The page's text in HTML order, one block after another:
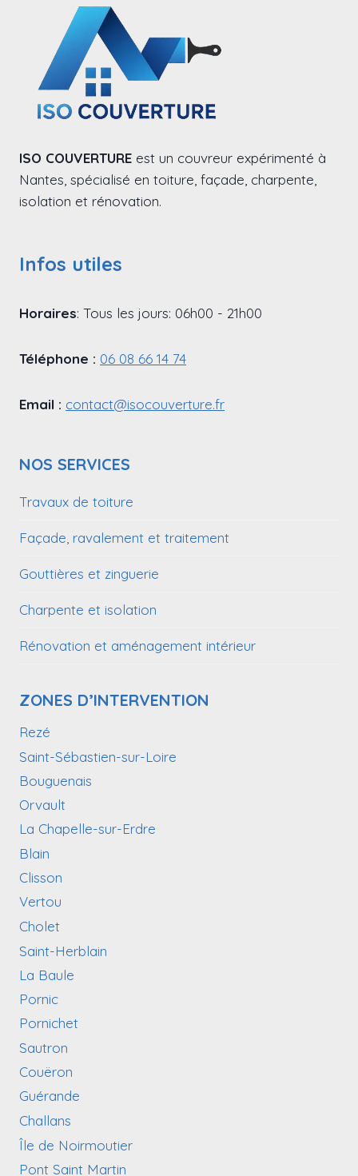
ISO COUVERTURE est un couvreur expérimenté à
Nantes, spécialisé en toiture, façade, charpente,
isolation et rénovation.
Infos utiles
Horaires: Tous les jours: 06h00 - 21h00
Téléphone : 06 08 66 14 74
Email : contact@isocouverture.fr
NOS SERVICES
Travaux de toiture
Façade, ravalement et traitement
Gouttières et zinguerie
Charpente et isolation
Rénovation et aménagement intérieur
ZONES D’INTERVENTION
Rezé
Saint-Sébastien-sur-Loire
Bouguenais
Orvault
La Chapelle-sur-Erdre
Blain
Clisson
Vertou
Cholet
Saint-Herblain
La Baule
Pornic
Pornichet
Sautron
Couëron
Guérande
Challans
Île de Noirmoutier
Pont Saint Martin